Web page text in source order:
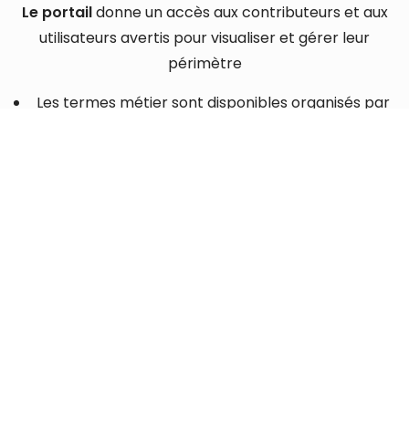
Le portaildonne un accès aux contributeurs et aux
utilisateurs avertis pour visualiser et gérer leur
périmètre
Les termes métier sont disponibles organisés par